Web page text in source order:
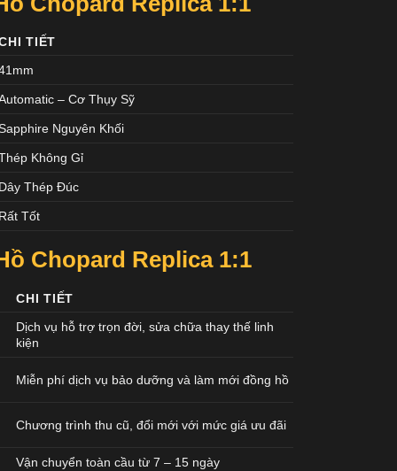
TIẾT
– Cơ Thụy Sỹ
Nguyên Khối
Không Gỉ
Thép Đúc
Tốt
Chopard Replica 1:1
CHI TIẾT
Dịch vụ hỗ trợ trọn đời, sửa chữa thay thế linh
kiện
Miễn phí dịch vụ bảo dưỡng và làm mới đồng hồ
Chương trình thu cũ, đổi mới với mức giá ưu đãi
Vận chuyển toàn cầu từ 7 – 15 ngày